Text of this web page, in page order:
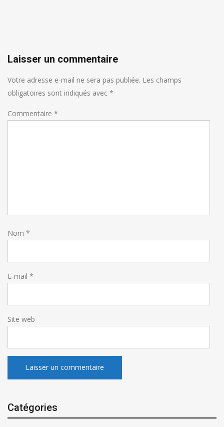
Laisser un commentaire
Votre adresse e-mail ne sera pas publiée. Les champs
obligatoires sont indiqués avec *
Commentaire *
Nom *
E-mail *
Site web
Catégories